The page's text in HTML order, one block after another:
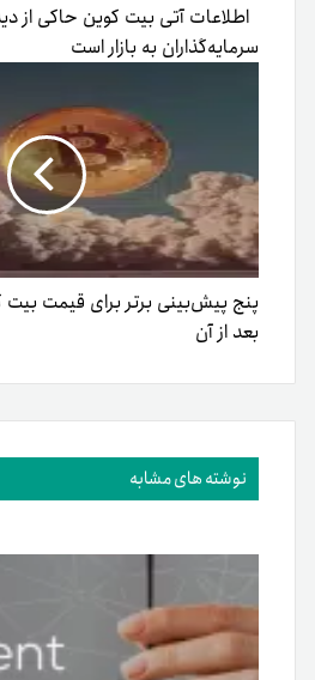
اطلاعات آتی بیت کوین حاکی از
سرمایه‌گذاران به بازار است
بعد از آن
نوشته های مشابه